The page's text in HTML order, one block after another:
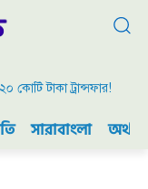
কোটি টাকা ট্রান্সফার!
সারাবাংলা